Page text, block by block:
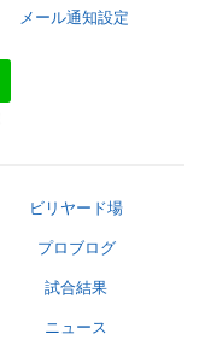
メール通知設定
ビリヤード場
プロブログ
試合結果
ニュース